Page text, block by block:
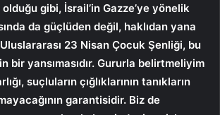
gibi, İsrail’in Gazze’ye yönelik
da güçlüden değil, haklıdan yana
23 Nisan Çocuk Şenliği, bu
bir yansımasıdır. Gururla belirtmeliyim
suçluların çığlıklarının tanıkların
garantisidir. Biz de